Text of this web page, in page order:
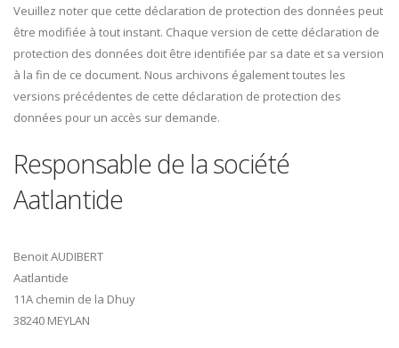
Veuillez noter que cette déclaration de protection des données peut
être modifiée à tout instant. Chaque version de cette déclaration de
protection des données doit être identifiée par sa date et sa version
à la fin de ce document. Nous archivons également toutes les
versions précédentes de cette déclaration de protection des
données pour un accès sur demande.
Responsable de la société
Aatlantide
Benoit AUDIBERT
Aatlantide
11A chemin de la Dhuy
38240 MEYLAN